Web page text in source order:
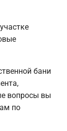
бани
вопросы вы
по